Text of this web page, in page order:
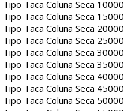
Taca Coluna Seca 10000
Taca Coluna Seca 15000
Taca Coluna Seca 20000
Taca Coluna Seca 25000
Taca Coluna Seca 30000
Taca Coluna Seca 35000
Taca Coluna Seca 40000
Taca Coluna Seca 45000
Taca Coluna Seca 50000